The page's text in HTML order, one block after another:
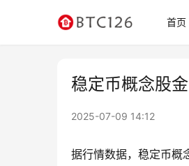
首页
稳定币概念股
2025-07-09 14:12
据行情数据，稳定币概